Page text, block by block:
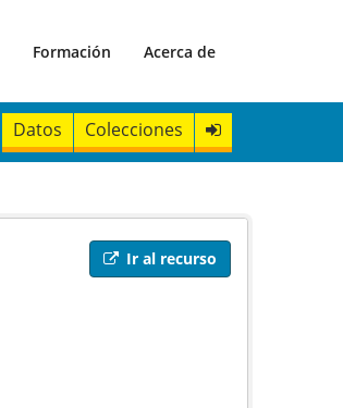
Formación Acerca de
Datos Colecciones
Ir al recurso